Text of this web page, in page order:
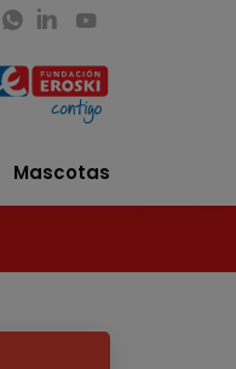
Mascotas